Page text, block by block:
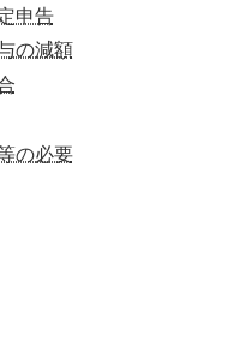
申告
の減額
の必要